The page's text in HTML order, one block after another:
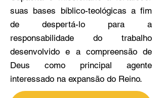
suas bases bíblico-teológicas a fim
de despertá-lo para a
responsabilidade do trabalho
desenvolvido e a compreensão de
Deus como principal agente
interessado na expansão do Reino.